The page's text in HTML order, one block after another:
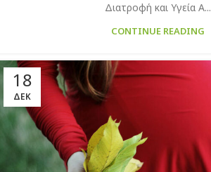
Διατροφή και Υγεία Α...
CONTINUE READING
18
ΔΕΚ